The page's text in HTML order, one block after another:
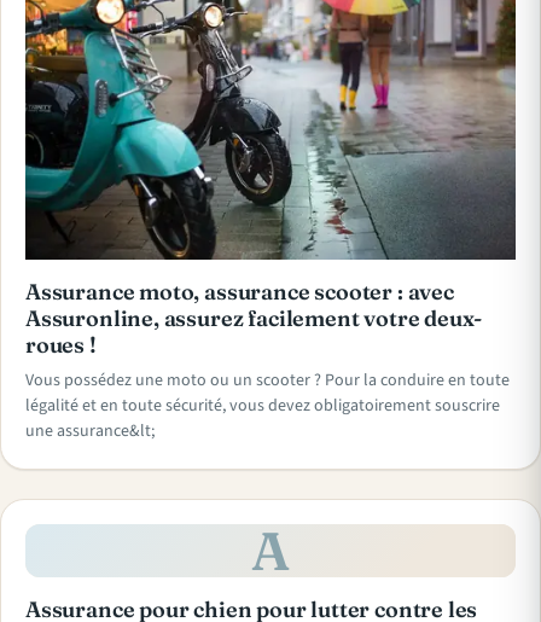
Assurance moto, assurance scooter : avec
Assuronline, assurez facilement votre deux-
roues !
Vous possédez une moto ou un scooter ? Pour la conduire en toute
légalité et en toute sécurité, vous devez obligatoirement souscrire
une assurance&lt;
A
Assurance pour chien pour lutter contre les